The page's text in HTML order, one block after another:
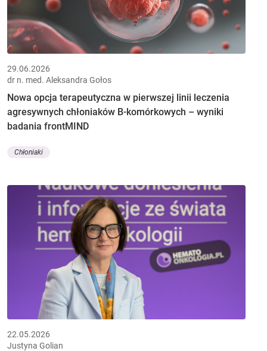
29.06.2026
dr n. med. Aleksandra Gołos
Nowa opcja terapeutyczna w pierwszej linii leczenia
agresywnych chłoniaków B-komórkowych – wyniki
badania frontMIND
Chłoniaki
22.05.2026
Justyna Golian